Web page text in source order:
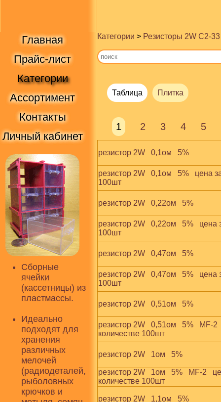
Главная
Прайс-лист
Категории
Ассортимент
Контакты
Личный кабинет
Сборные
ячейки
(кассетницы) из
пластмассы.
Идеально
подходят для
хранения
различных
мелочей
(радиодеталей,
рыболовных
крючков и
Категории > Резисторы 2W С2-33
Таблица Плитка
1 2 3 4 5
резистор 2W   0,1ом   5%
резистор 2W   0,1ом   5%   цена
100шт
резистор 2W   0,22ом   5%
резистор 2W   0,22ом   5%   цена
100шт
резистор 2W   0,47ом   5%
резистор 2W   0,47ом   5%   цена
100шт
резистор 2W   0,51ом   5%
резистор 2W   0,51ом   5%   MF-
количестве 100шт
резистор 2W   1ом   5%
резистор 2W   1ом   5%   MF-2
количестве 100шт
резистор 2W   1,1ом   5%